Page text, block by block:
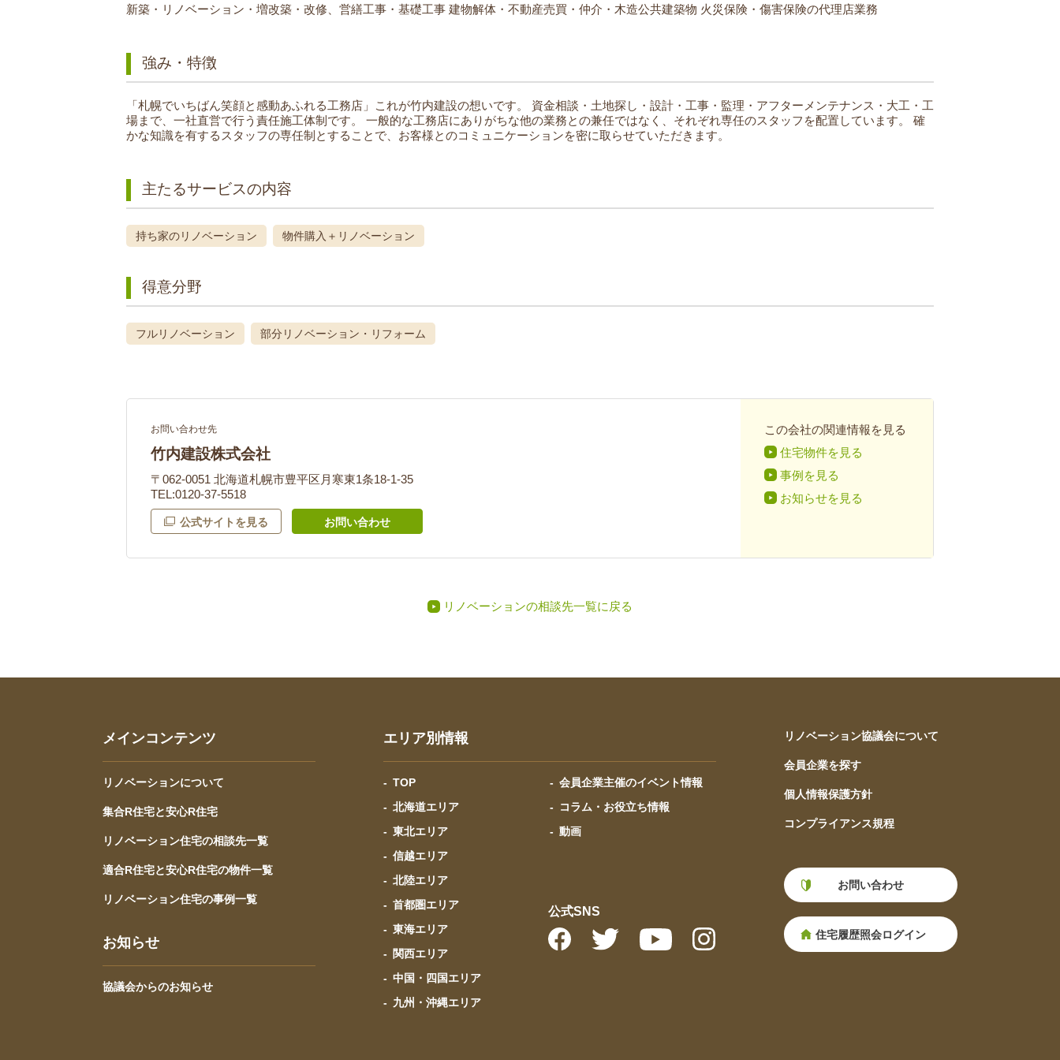
新築・リノベーション・増改築・改修、営繕工事・基礎工事 建物解体・不動産売買・仲介・木造公共建築物 火災保険・傷害保険の代理店業務
強み・特徴
「札幌でいちばん笑顔と感動あふれる工務店」これが竹内建設の想いです。
資金相談・土地探し・設計・工事・監理・アフターメンテナンス・大工・工
場まで、一社直営で行う責任施工体制です。
一般的な工務店にありがちな他の業務との兼任ではなく、それぞれ専任のスタッフを配置しています。
確
かな知識を有するスタッフの専任制とすることで、お客様とのコミュニケーションを密に取らせていただきます。
主たるサービスの内容
持ち家のリノベーション 物件購入＋リノベーション
得意分野
フルリノベーション 部分リノベーション・リフォーム
お問い合わせ先
竹内建設株式会社
〒062-0051 北海道札幌市豊平区月寒東1条18-1-35
TEL:0120-37-5518
公式サイトを見る お問い合わせ
この会社の関連情報を見る
住宅物件を見る
事例を見る
お知らせを見る
リノベーションの相談先一覧に戻る
メインコンテンツ
リノベーションについて
集合R住宅と安心R住宅
リノベーション住宅の相談先一覧
適合R住宅と安心R住宅の物件一覧
リノベーション住宅の事例一覧
お知らせ
協議会からのお知らせ
エリア別情報
TOP
北海道エリア
東北エリア
信越エリア
北陸エリア
首都圏エリア
東海エリア
関西エリア
中国・四国エリア
九州・沖縄エリア
会員企業主催のイベント情報
コラム・お役立ち情報
動画
リノベーション協議会について
会員企業を探す
個人情報保護方針
コンプライアンス規程
お問い合わせ
住宅履歴照会ログイン
公式SNS